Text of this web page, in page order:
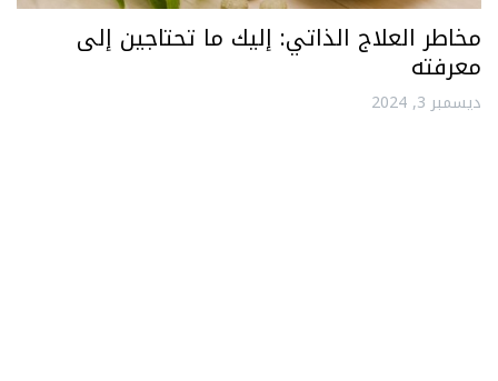
مخاطر العلاج الذاتي: إليك ما تحتاجين إلى
معرفته
ديسمبر 3, 2024